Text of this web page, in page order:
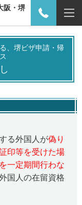
阪・堺
、堺ビザ申請・帰
る外国人が偽り
印等を受けた場
一定期間行わな
国人の在留資格